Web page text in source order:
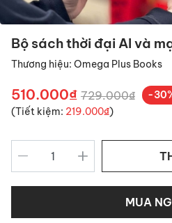
Bộ sách thời đại AI và
Thương hiệu: Omega Plus Books
510.000₫ 729.000₫
-
(Tiết kiệm: 219.000₫)
MUA